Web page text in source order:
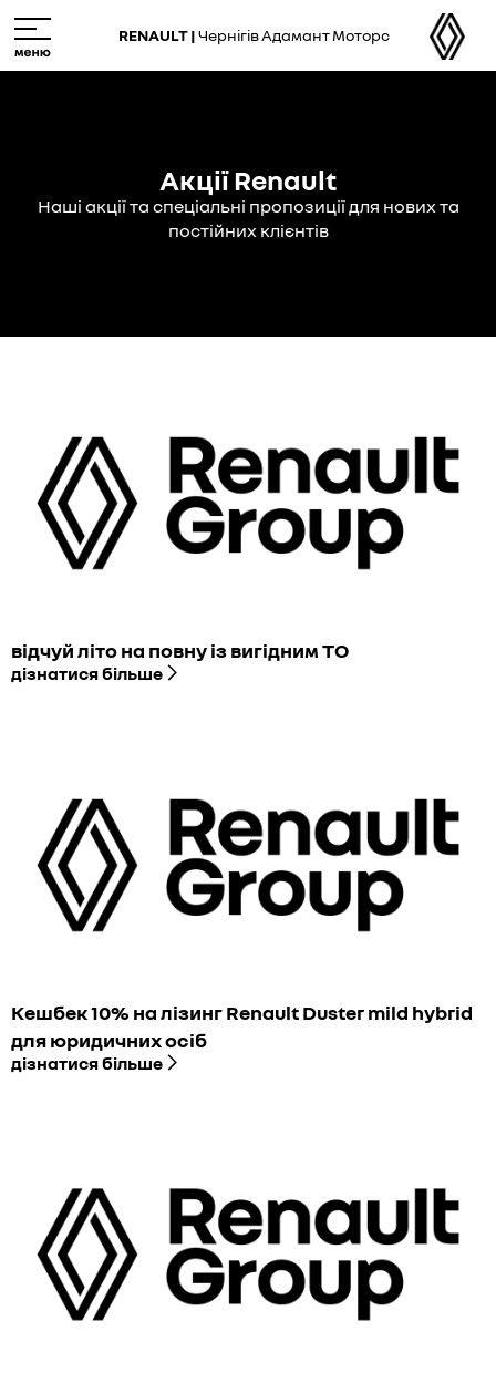
to
main
RENAULT |Чернігів Адамант Моторс
Акції Renault
Наші акції та спеціальні пропозиції для нових та
постійних клієнтів
відчуй літо на повну із вигідним ТО
дізнатися більше
Кешбек 10% на лізинг Renault Duster mild hybrid
для юридичних осіб
дізнатися більше